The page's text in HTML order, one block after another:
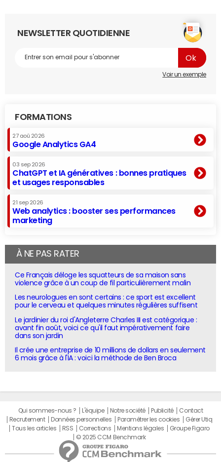
NEWSLETTER QUOTIDIENNE
Voir un exemple
FORMATIONS
27 aoû 2026
Google Analytics GA4
03 sep 2026
ChatGPT et IA génératives : bonnes pratiques
et usages responsables
21 sep 2026
Web analytics : booster ses performances
marketing
À NE PAS RATER
Ce Français déloge les squatteurs de sa maison sans
violence grâce à un coup de fil particulièrement malin
Les neurologues en sont certains : ce sport est excellent
pour le cerveau et quelques minutes régulières suffisent
Le jardinier du roi d'Angleterre Charles III est catégorique :
avant fin août, voici ce qu'il faut impérativement faire
dans son jardin
Il crée une entreprise de 10 millions de dollars en seulement
6 mois grâce à l'IA : voici la méthode de Ben Broca
Qui sommes-nous ? L'équipe Notre société Publicité
Contact
Recrutement
Données personnelles Paramétrer les cookies
Gérer Utiq
Tous les articles
RSS Corrections Mentions légales
Groupe Figaro
© 2025 CCM Benchmark